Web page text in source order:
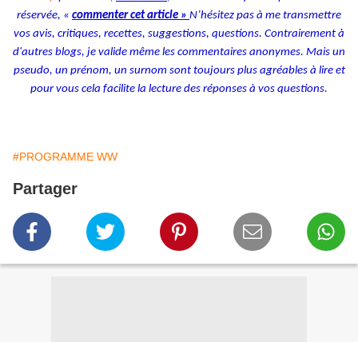
réservée, « commenter cet article » N’hésitez pas à me transmettre
vos avis, critiques, recettes, suggestions, questions. Contrairement à
d'autres blogs, je valide même les commentaires anonymes. Mais un
pseudo, un prénom, un surnom sont toujours plus agréables à lire et
pour vous cela facilite la lecture des réponses à vos questions.
#PROGRAMME WW
Partager